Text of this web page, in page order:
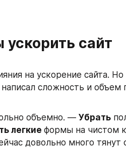
сайт
на ускорение сайта.
сложность и объем
объемно. — Убрать
легкие формы на чистом
довольно много тянут